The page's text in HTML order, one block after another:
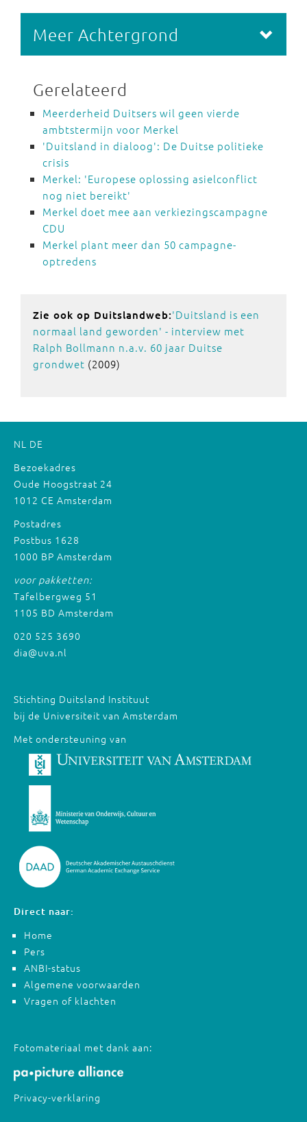
Meer Achtergrond
Gerelateerd
Meerderheid Duitsers wil geen vierde
ambtstermijn voor Merkel
'Duitsland in dialoog': De Duitse politieke
crisis
Merkel: 'Europese oplossing asielconflict
nog niet bereikt'
Merkel doet mee aan verkiezingscampagne
CDU
Merkel plant meer dan 50 campagne-
optredens
Zie ook op Duitslandweb:'Duitsland is een
normaal land geworden' - interview met
Ralph Bollmann n.a.v. 60 jaar Duitse
grondwet (2009)
NL DE
Bezoekadres
Oude Hoogstraat 24
1012 CE Amsterdam
Postadres
Postbus 1628
1000 BP Amsterdam
voor pakketten:
Tafelbergweg 51
1105 BD Amsterdam
020 525 3690
dia@uva.nl
Stichting Duitsland Instituut
bij de Universiteit van Amsterdam
Met ondersteuning van
Direct naar:
Home
Pers
ANBI-status
Algemene voorwaarden
Vragen of klachten
Fotomateriaal met dank aan:
Privacy-verklaring